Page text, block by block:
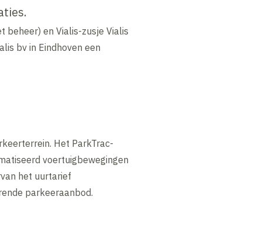
beheer) en Vialis-zusje Vialis
bv in Eindhoven een
Het ParkTrac-
voertuigbewegingen
het uurtarief
parkeeraanbod.